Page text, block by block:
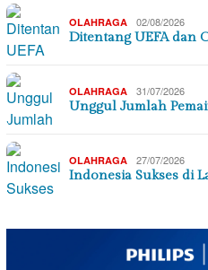
OLAHRAGA 02/08/2026
Ditentang UEFA dan
OLAHRAGA 31/07/2026
Unggul Jumlah
OLAHRAGA 27/07/2026
Indonesia Sukses di